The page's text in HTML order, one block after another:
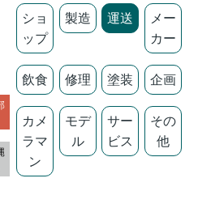
ショ
ップ
製造 運送
メー
カー
飲食 修理 塗装 企画
カメ
ラマ
ン
モデ
ル
サー
ビス
その
他